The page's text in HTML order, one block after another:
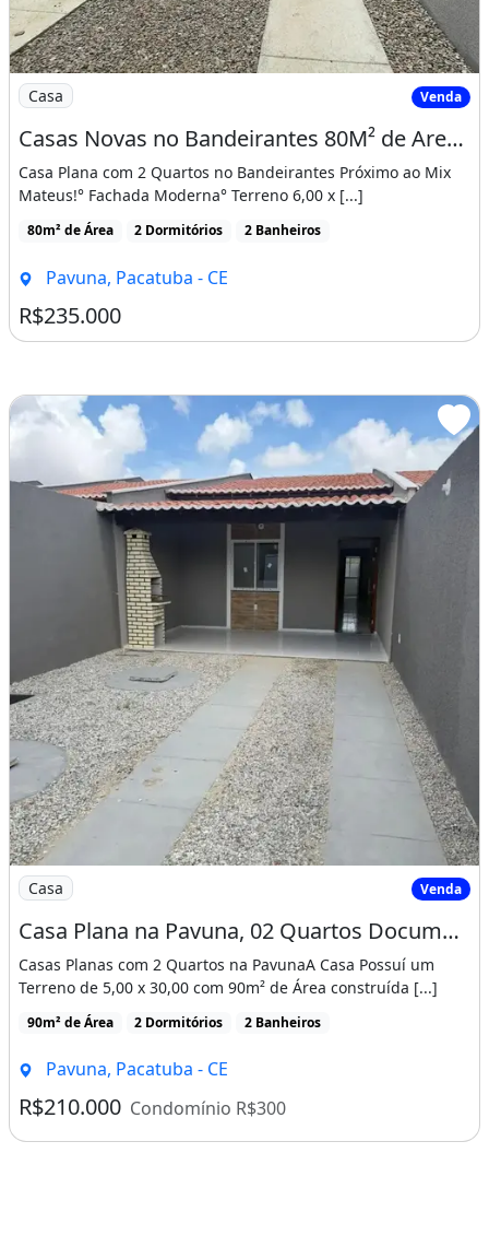
Imagem: Casas Novas no Bandeirantes 80M² de Area
Casa Venda
Casas Novas no Bandeirantes 80M² de Area Construida, Proximo Ao Mix Mateus! Cód. Cgj8Si
Casa Plana com 2 Quartos no Bandeirantes Próximo ao Mix
Mateus!° Fachada Moderna° Terreno 6,00 x [...]
80m² de Área 2 Dormitórios 2 Banheiros
Pavuna, Pacatuba - CE
R$235.000
Imagem: Casa Plana na Pavuna, 02 Quartos
Casa Venda
Casa Plana na Pavuna, 02 Quartos Documentação Gratis! Cód. 1D158Si
Casas Planas com 2 Quartos na PavunaA Casa Possuí um
Terreno de 5,00 x 30,00 com 90m² de Área construída [...]
90m² de Área 2 Dormitórios 2 Banheiros
Pavuna, Pacatuba - CE
R$210.000 Condomínio R$300